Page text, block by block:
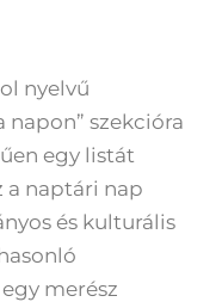
nyelvű
napon” szekcióra
egy listát
a naptári nap
és kulturális
merész